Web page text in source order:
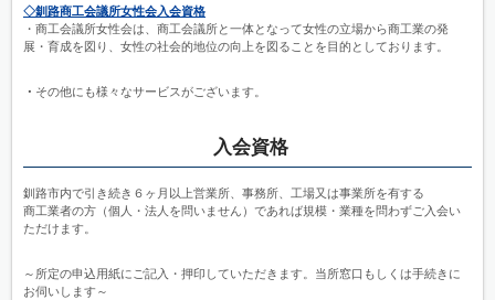
◇釧路商工会議所女性会入会資格
・商工会議所女性会は、商工会議所と一体となって女性の立場から商工業の発
展・育成を図り、女性の社会的地位の向上を図ることを目的としております。
・ その他にも様々なサービスがございます。
入会資格
釧路市内で引き続き６ヶ月以上営業所、事務所、工場又は事業所を有する
商工業者の方（個人・法人を問いません）であれば規模・業種を問わずご入会い
ただけます。
～所定の申込用紙にご記入・押印していただきます。当所窓口もしくは手続きに
お伺いします～